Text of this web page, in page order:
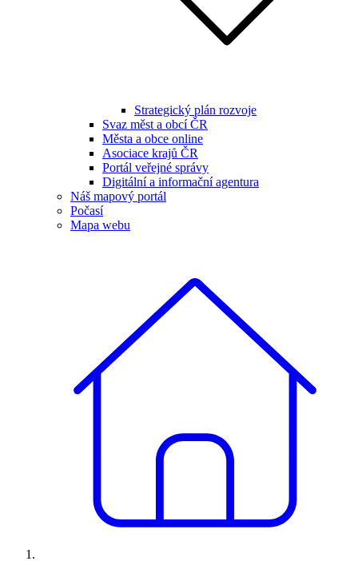
Strategický plán rozvoje
Svaz měst a obcí ČR
Města a obce online
Asociace krajů ČR
Portál veřejné správy
Digitální a informační agentura
Náš mapový portál
Počasí
Mapa webu